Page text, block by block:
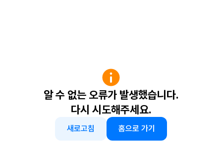
알 수 없는 오류가 발생했습니다.
다시 시도해주세요.
새로고침 홈으로 가기